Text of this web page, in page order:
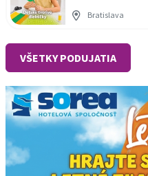
Bratislava
VŠETKY PODUJATIA